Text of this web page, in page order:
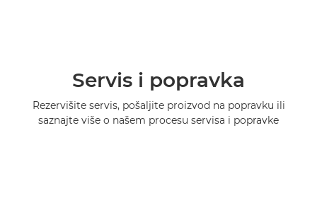
Servis i popravka
Rezervišite servis, pošaljite proizvod na popravku ili
saznajte više o našem procesu servisa i popravke